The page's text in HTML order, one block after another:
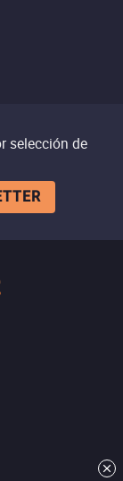
selección de